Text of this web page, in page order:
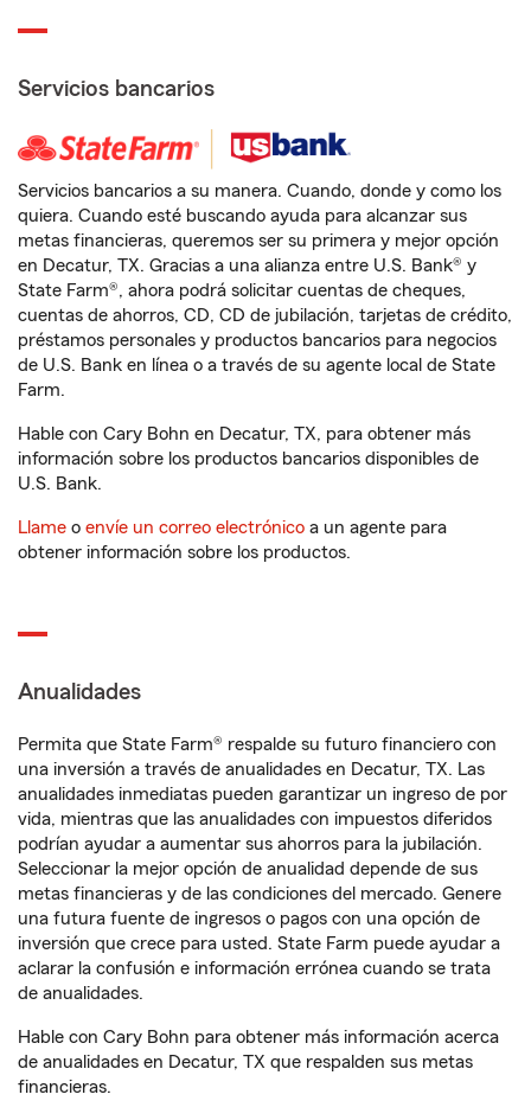
Servicios bancarios
Servicios bancarios a su manera. Cuando, donde y como los
quiera. Cuando esté buscando ayuda para alcanzar sus
metas financieras, queremos ser su primera y mejor opción
en Decatur, TX. Gracias a una alianza entre U.S. Bank® y
State Farm®, ahora podrá solicitar cuentas de cheques,
cuentas de ahorros, CD, CD de jubilación, tarjetas de crédito,
préstamos personales y productos bancarios para negocios
de U.S. Bank en línea o a través de su agente local de State
Farm.
Hable con Cary Bohn en Decatur, TX, para obtener más
información sobre los productos bancarios disponibles de
U.S. Bank.
Llame o envíe un correo electrónico a un agente para
obtener información sobre los productos.
Anualidades
Permita que State Farm® respalde su futuro financiero con
una inversión a través de anualidades en Decatur, TX. Las
anualidades inmediatas pueden garantizar un ingreso de por
vida, mientras que las anualidades con impuestos diferidos
podrían ayudar a aumentar sus ahorros para la jubilación.
Seleccionar la mejor opción de anualidad depende de sus
metas financieras y de las condiciones del mercado. Genere
una futura fuente de ingresos o pagos con una opción de
inversión que crece para usted. State Farm puede ayudar a
aclarar la confusión e información errónea cuando se trata
de anualidades.
Hable con Cary Bohn para obtener más información acerca
de anualidades en Decatur, TX que respalden sus metas
financieras.